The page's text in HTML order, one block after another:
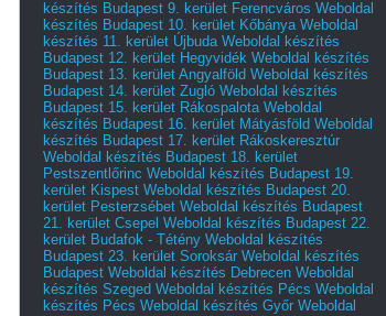
készítés Budapest 9. kerület Ferencváros Weboldal
készítés Budapest 10. kerület Kőbánya Weboldal
készítés 11. kerület Újbuda Weboldal készítés
Budapest 12. kerület Hegyvidék Weboldal készítés
Budapest 13. kerület Angyalföld Weboldal készítés
Budapest 14. kerület Zugló Weboldal készítés
Budapest 15. kerület Rákospalota Weboldal
készítés Budapest 16. kerület Mátyásföld Weboldal
készítés Budapest 17. kerület Rákoskeresztúr
Weboldal készítés Budapest 18. kerület
Pestszentlőrinc Weboldal készítés Budapest 19.
kerület Kispest Weboldal készítés Budapest 20.
kerület Pesterzsébet Weboldal készítés Budapest
21. kerület Csepel Weboldal készítés Budapest 22.
kerület Budafok - Tétény Weboldal készítés
Budapest 23. kerület Soroksár Weboldal készítés
Budapest Weboldal készítés Debrecen Weboldal
készítés Szeged Weboldal készítés Pécs Weboldal
készítés Pécs Weboldal készítés Győr Weboldal